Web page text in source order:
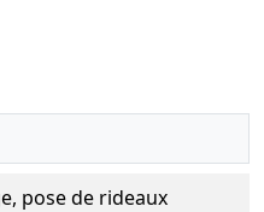
pose de rideaux